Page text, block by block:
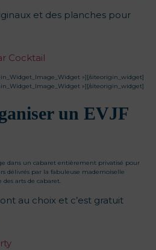
et des planches pour
Cocktail
»][/siteorigin_widget]
»][/siteorigin_widget]
un EVJF
dans un cabaret entièrement privatisé pour
délivrés par la fabuleuse mademoiselle
des arts de cabaret.
au choix et c’est gratuit